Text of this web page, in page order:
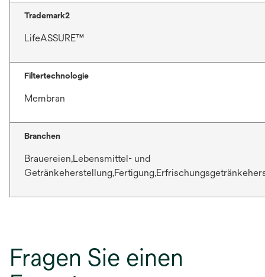
Trademark2
LifeASSURE™
Filtertechnologie
Membran
Branchen
Brauereien,Lebensmittel- und
Fragen Sie einen